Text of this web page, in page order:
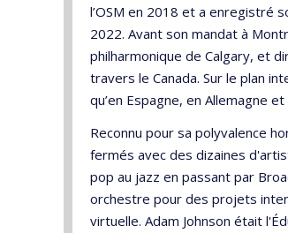
l’OSM en 2018 et a enregistré
2022. Avant son mandat à
philharmonique de Calgary, et
travers le Canada. Sur le plan
qu’en Espagne, en Allemagne
Reconnu pour sa polyvalence
fermés avec des dizaines
pop au jazz en passant par
orchestre pour des projets
virtuelle. Adam Johnson était